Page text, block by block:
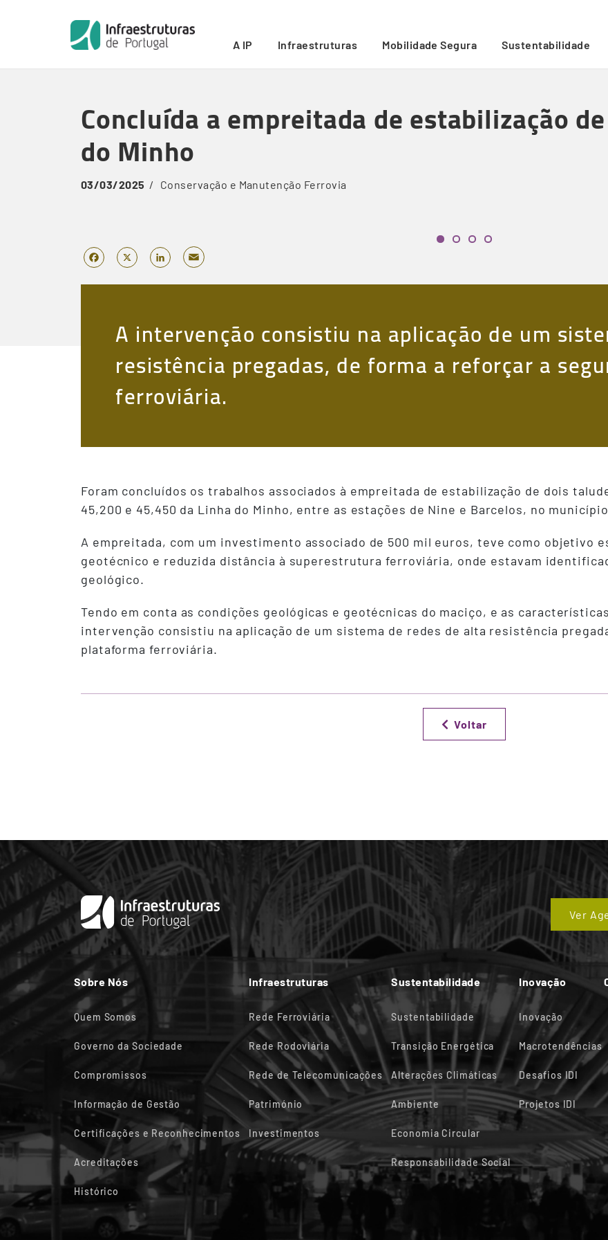
A IP Infraestruturas Mobilidade Segura Sustentabilidade
Breadcrumb
Concluída a empreitada de estabilização de taludes na Linha do Minho
Concluída a empreitada de estabilização
do Minho
03/03/2025 Conservação e Manutenção Ferrovia
Facebook
X LinkedIn
A intervenção consistiu na aplicação de um
resistência pregadas, de forma a reforçar a
ferroviária.
Foram concluídos os trabalhos associados à empreitada de estabilização de dois
45,200 e 45,450 da Linha do Minho, entre as estações de Nine e Barcelos, no
A empreitada, com um investimento associado de 500 mil euros, teve como objetivo
geotécnico e reduzida distância à superestrutura ferroviária, onde estavam
geológico.
Tendo em conta as condições geológicas e geotécnicas do maciço, e as
intervenção consistiu na aplicação de um sistema de redes de alta resistência
plataforma ferroviária.
Voltar
Ver
Sobre Nós
Quem Somos
Governo da Sociedade
Compromissos
Informação de Gestão
Certificações e Reconhecimentos
Acreditações
Histórico
Infraestruturas
Rede Ferroviária
Rede Rodoviária
Rede de Telecomunicações
Património
Investimentos
Sustentabilidade
Sustentabilidade
Transição Energética
Alterações Climáticas
Ambiente
Economia Circular
Responsabilidade Social
Inovação
Inovação
Macrotendências
Desafios IDI
Projetos IDI